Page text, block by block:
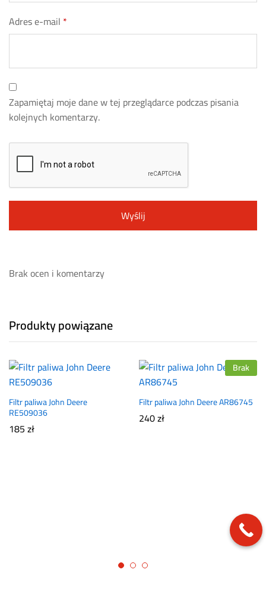
Adres e-mail *
Zapamiętaj moje dane w tej przeglądarce podczas pisania
kolejnych komentarzy.
Brak ocen i komentarzy
Produkty powiązane
Filtr paliwa John Deere
RE509036
185zł
Brak
Filtr paliwa John Deere AR86745
240zł